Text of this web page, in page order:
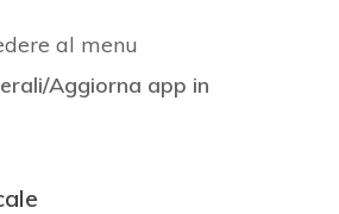
al menu
Aggiorna app in